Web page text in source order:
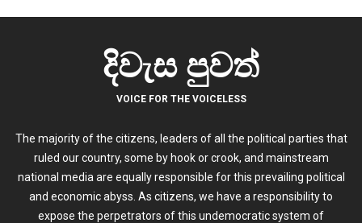
දිවැස පුවත්
VOICE FOR THE VOICELESS
The majority of the citizens, leaders of all the political parties that
ruled our country, some by hook or crook, and mainstream
national media are equally responsible for this prevailing political
and economic abyss. As citizens, we have a responsibility to
expose the perpetrators of this undemocratic system of